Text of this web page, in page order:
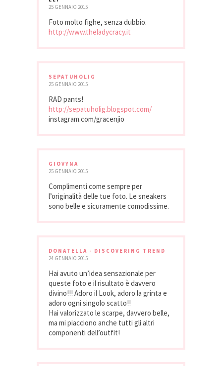
25 GENNAIO 2015
Foto molto fighe, senza dubbio.
http://www.theladycracy.it
SEPATUHOLIG
25 GENNAIO 2015
RAD pants!
http://sepatuholig.blogspot.com/
instagram.com/gracenjio
GIOVYNA
25 GENNAIO 2015
Complimenti come sempre per
l’originalità delle tue foto. Le sneakers
sono belle e sicuramente comodissime.
DONATELLA - DISCOVERING TREND
24 GENNAIO 2015
Hai avuto un’idea sensazionale per
queste foto e il risultato è davvero
divino!!! Adoro il Look, adoro la grinta e
adoro ogni singolo scatto!!
Hai valorizzato le scarpe, davvero belle,
ma mi piacciono anche tutti gli altri
componenti dell’outfit!